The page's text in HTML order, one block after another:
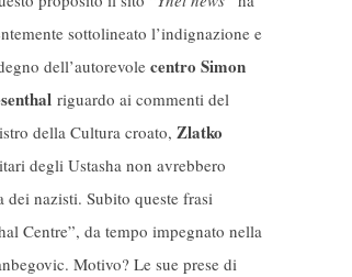
sottolineato l’indignazione e
dell’autorevolecentro Simon
riguardo ai commenti del
della Cultura croato, Zlatko
degli Ustasha non avrebbero
dei nazisti. Subito queste frasi
Centre”, da tempo impegnato nella
Motivo? Le sue prese di